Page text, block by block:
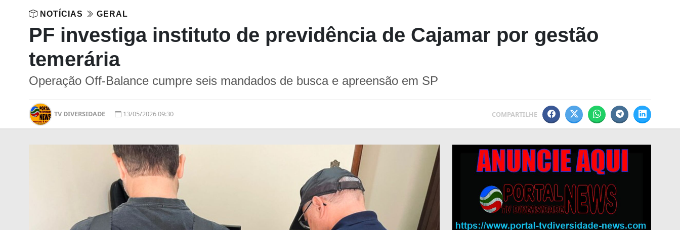
NOTÍCIAS GERAL
PF investiga instituto de previdência de Cajamar por gestão
temerária
Operação Off-Balance cumpre seis mandados de busca e apreensão em SP
TV DIVERSIDADE 13/05/2026 09:30 COMPARTILHE